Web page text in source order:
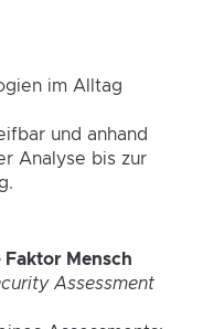
im Alltag
und anhand
Analyse bis zur
Faktor Mensch
Assessment